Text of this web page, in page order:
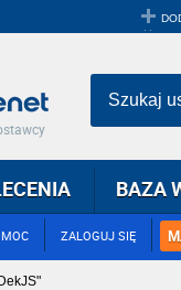
ZALOGUJ SIĘ
BAZA
Szukaj